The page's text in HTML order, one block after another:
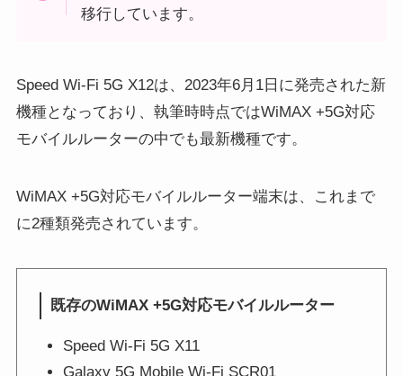
移行しています。
Speed Wi-Fi 5G X12は、2023年6月1日に発売された新
機種となっており、執筆時時点ではWiMAX +5G対応
モバイルルーターの中でも最新機種です。
WiMAX +5G対応モバイルルーター端末は、これまで
に2種類発売されています。
既存のWiMAX +5G対応モバイルルーター
Speed Wi-Fi 5G X11
Galaxy 5G Mobile Wi-Fi SCR01